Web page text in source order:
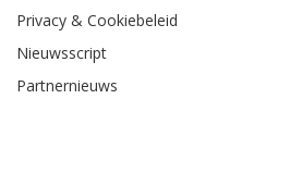
Privacy & Cookiebeleid
Nieuwsscript
Partnernieuws